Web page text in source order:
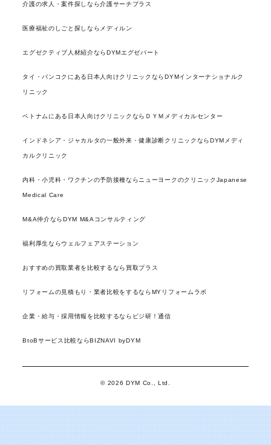
介護の求人・案件探しなら介護サーチプラス
医療福祉のしごと探しならメディルン
エグゼクティブ人材紹介ならDYMエグゼパート
タイ・バンコクにある日本人向けクリニックならDYMインターナショナルク
リニック
ベトナムにある日本人向けクリニックならＤＹＭメディカルセンター
インドネシア・ジャカルタの一般外来・健康診断クリニックならDYMメディ
カルクリニック
内科・小児科・ワクチンの予防接種ならニューヨークのクリニックJapanese
Medical Care
M&A仲介ならDYM M&Aコンサルティング
福利厚生ならウェルフェアステーション
おすすめの買取業者を比較するなら買取プラス
リフォームの見積もり・業者比較をするならMYリフォームラボ
企業・給与・採用情報を比較するならビジ研！通信
BtoBサービス比較ならBIZNAVI byDYM
© 2026 DYM Co., Ltd.